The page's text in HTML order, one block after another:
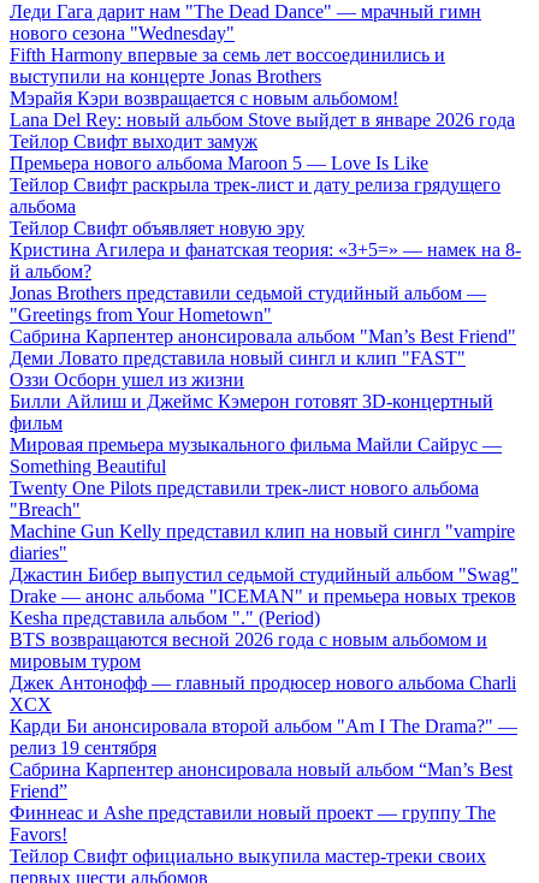
Леди Гага дарит нам "The Dead Dance" — мрачный гимн
нового сезона "Wednesday"
Fifth Harmony впервые за семь лет воссоединились и
выступили на концерте Jonas Brothers
Мэрайя Кэри возвращается с новым альбомом!
Lana Del Rey: новый альбом Stove выйдет в январе 2026 года
Тейлор Свифт выходит замуж
Премьера нового альбома Maroon 5 — Love Is Like
Тейлор Свифт раскрыла трек-лист и дату релиза грядущего
альбома
Тейлор Свифт объявляет новую эру
Кристина Агилера и фанатская теория: «3+5=» — намек на 8-
й альбом?
Jonas Brothers представили седьмой студийный альбом —
"Greetings from Your Hometown"
Сабрина Карпентер анонсировала альбом "Man’s Best Friend"
Деми Ловато представила новый сингл и клип "FAST"
Оззи Осборн ушел из жизни
Билли Айлиш и Джеймс Кэмерон готовят 3D-концертный
фильм
Мировая премьера музыкального фильма Майли Сайрус —
Something Beautiful
Twenty One Pilots представили трек-лист нового альбома
"Breach"
Machine Gun Kelly представил клип на новый сингл "vampire
diaries"
Джастин Бибер выпустил седьмой студийный альбом "Swag"
Drake — анонс альбома "ICEMAN" и премьера новых треков
Kesha представила альбом "." (Period)
BTS возвращаются весной 2026 года с новым альбомом и
мировым туром
Джек Антонофф — главный продюсер нового альбома Charli
XCX
Карди Би анонсировала второй альбом "Am I The Drama?" —
релиз 19 сентября
Сабрина Карпентер анонсировала новый альбом “Man’s Best
Friend”
Финнеас и Ashe представили новый проект — группу The
Favors!
Тейлор Свифт официально выкупила мастер-треки своих
первых шести альбомов